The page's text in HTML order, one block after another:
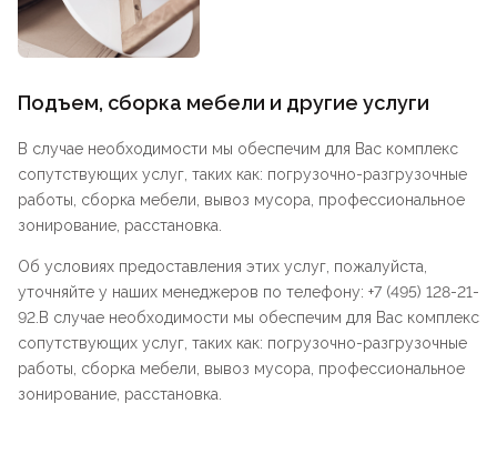
Подъем, сборка мебели и другие услуги
В случае необходимости мы обеспечим для Вас комплекс
сопутствующих услуг, таких как: погрузочно-разгрузочные
работы, сборка мебели, вывоз мусора, профессиональное
зонирование, расстановка.
Об условиях предоставления этих услуг, пожалуйста,
уточняйте у наших менеджеров по телефону: +7 (495) 128-21-
92.В случае необходимости мы обеспечим для Вас комплекс
сопутствующих услуг, таких как: погрузочно-разгрузочные
работы, сборка мебели, вывоз мусора, профессиональное
зонирование, расстановка.